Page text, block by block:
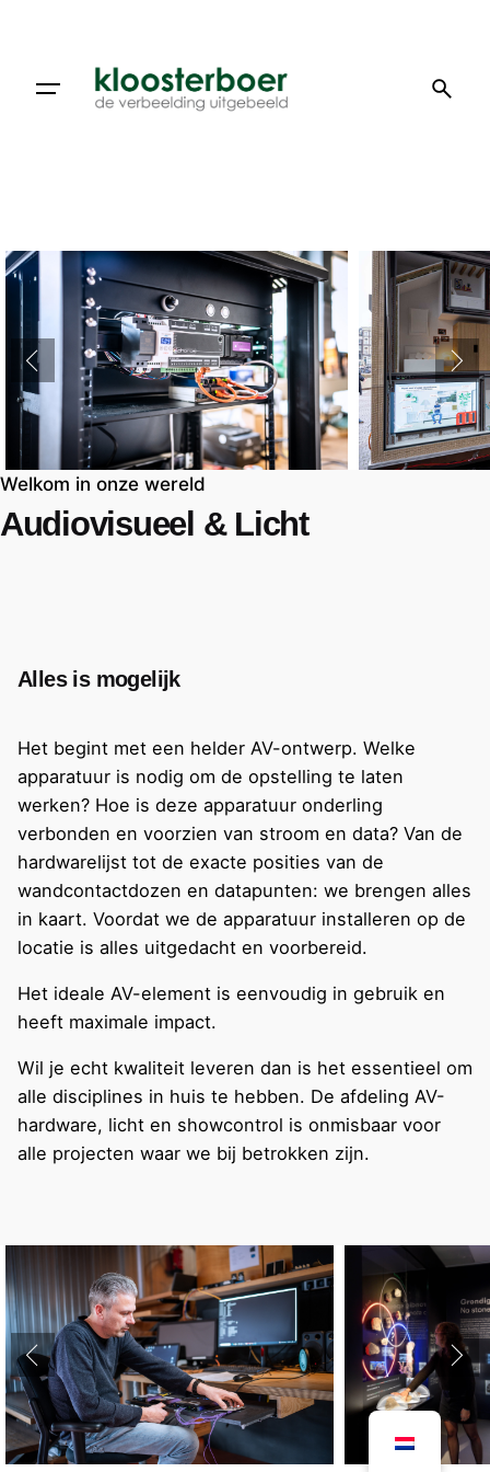
Welkom in onze wereld
Audiovisueel & Licht
Alles is mogelijk
Het begint met een helder AV-ontwerp. Welke
apparatuur is nodig om de opstelling te laten
werken? Hoe is deze apparatuur onderling
verbonden en voorzien van stroom en data? Van de
hardwarelijst tot de exacte posities van de
wandcontactdozen en datapunten: we brengen alles
in kaart. Voordat we de apparatuur installeren op de
locatie is alles uitgedacht en voorbereid.
Het ideale AV-element is eenvoudig in gebruik en
heeft maximale impact.
Wil je echt kwaliteit leveren dan is het essentieel om
alle disciplines in huis te hebben. De afdeling AV-
hardware, licht en showcontrol is onmisbaar voor
alle projecten waar we bij betrokken zijn.